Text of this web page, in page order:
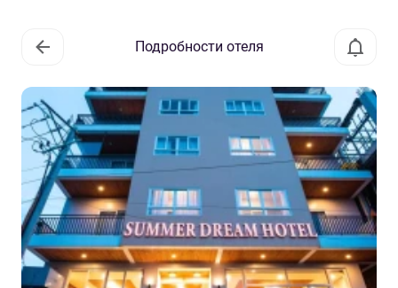
Подробности отеля